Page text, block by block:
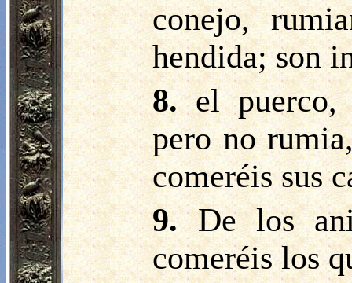
conejo,
hendida; son
8.el puerco,
pero no
comeréis sus
9.De los
comeréis los